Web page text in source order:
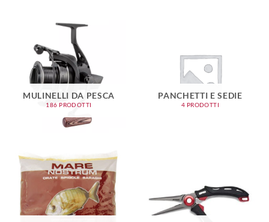
MULINELLI DA PESCA
186 PRODOTTI
PANCHETTI E SEDIE
4 PRODOTTI